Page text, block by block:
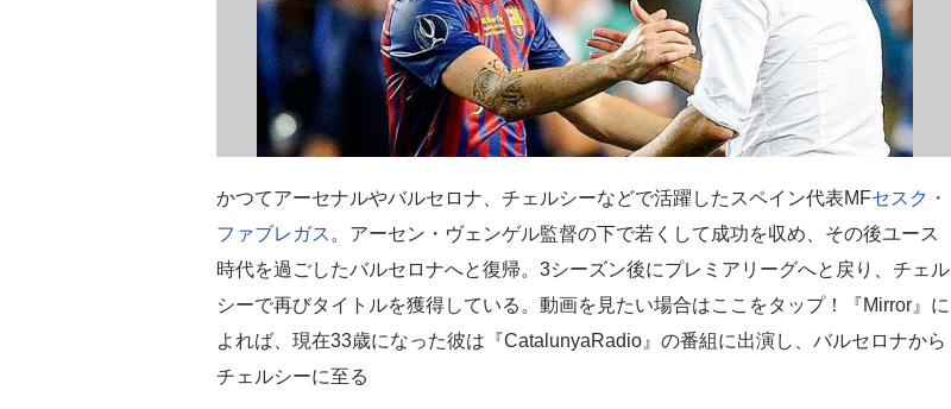
かつてアーセナルやバルセロナ、チェルシーなどで活躍したスペイン代表MFセスク・
ファブレガス 。アーセン・ヴェンゲル監督の下で若くして成功を収め、その後ユース
時代を過ごしたバルセロナへと復帰。3シーズン後にプレミアリーグへと戻り、チェル
シーで再びタイトルを獲得している。動画を見たい場合はここをタップ！『Mirror』に
よれば、現在33歳になった彼は『CatalunyaRadio』の番組に出演し、バルセロナから
チェルシーに至る